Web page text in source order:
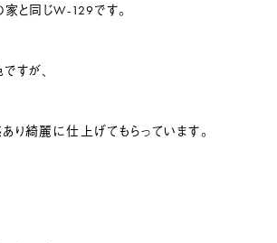
家と同じW-129です。
すが、
り綺麗に仕上げてもらっています。